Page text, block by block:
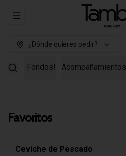
Abrir menu de navegación
¿Dónde quieres pedir?
Fondos! Acompañamientos
Favoritos
Ceviche de Pescado